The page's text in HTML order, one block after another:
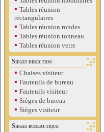
▪ Tables réunion
rectangulaires
▪ Tables réunion rondes
▪ Tables réunion tonneau
▪ Tables réunion verre
Sièges direction
▪ Chaises visiteur
▪ Fauteuils de bureau
▪ Fauteuils visiteur
▪ Sièges de bureau
▪ Sièges visiteur
Sièges bureautique